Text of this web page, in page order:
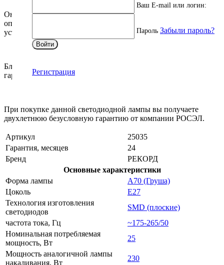
Она полностью безопасна для зрения, обеспечивает
оптимальную передачу цвета и не создает помех электронным
устройствам.
Благодаря отличному тепловому балансу, у лампы
гарантированно длительный срок службы до 25 000 часов.
При покупке данной светодиодной лампы вы получаете
двухлетнюю безусловную гарантию от компании РОСЭЛ.
Артикул
25035
Гарантия, месяцев
24
Бренд
РЕКОРД
Основные характеристики
Форма лампы
A70 (Груша)
Цоколь
E27
Технология изготовления
светодиодов
SMD (плоские)
частота тока, Гц
~175-265/50
Номинальная потребляемая
мощность, Вт
25
Мощность аналогичной лампы
накаливания, Вт
230
Ваш E-mail или логин:
Пароль Забыли пароль?
Войти
Регистрация